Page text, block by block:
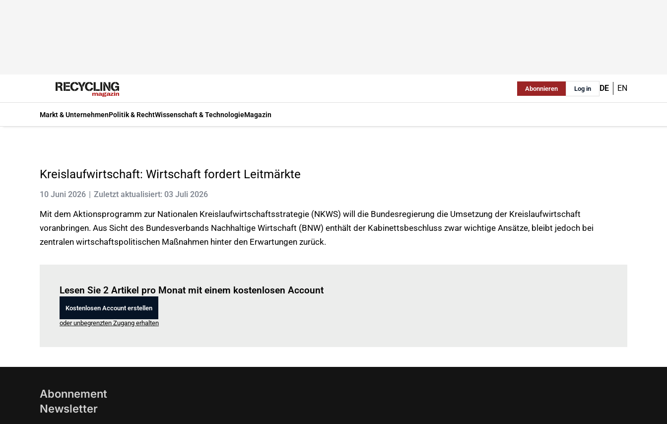
Abonnieren Log in DE EN
Markt & UnternehmenPolitik & RechtWissenschaft & TechnologieMagazin
Kreislaufwirtschaft: Wirtschaft fordert Leitmärkte
10 Juni 2026 Zuletzt aktualisiert: 03 Juli 2026
Mit dem Aktionsprogramm zur Nationalen Kreislaufwirtschaftsstrategie (NKWS) will die Bundesregierung die Umsetzung der Kreislaufwirtschaft
voranbringen. Aus Sicht des Bundesverbands Nachhaltige Wirtschaft (BNW) enthält der Kabinettsbeschluss zwar wichtige Ansätze, bleibt jedoch bei
zentralen wirtschaftspolitischen Maßnahmen hinter den Erwartungen zurück.
Lesen Sie 2 Artikel pro Monat mit einem kostenlosen Account
Kostenlosen Account erstellen
oder unbegrenzten Zugang erhalten
Abonnement
Newsletter